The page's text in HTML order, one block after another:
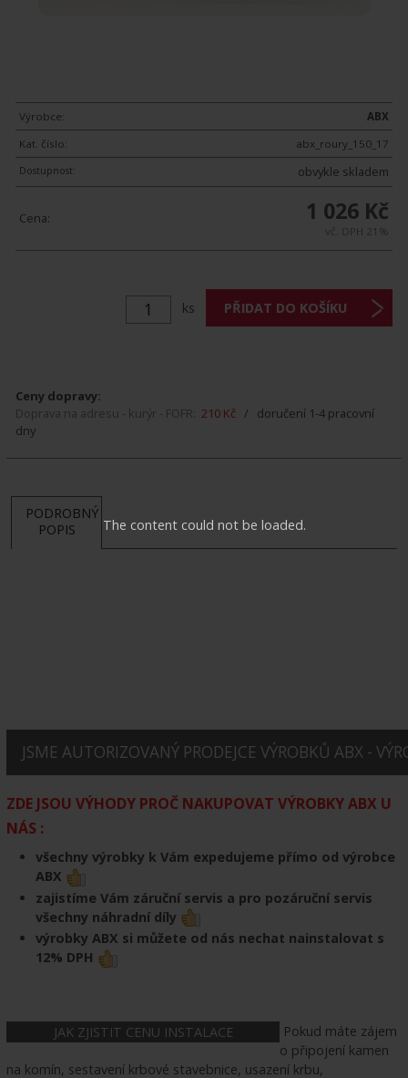
The content could not be loaded.
Výrobce:
ABX
Kat. číslo:
abx_roury_150_17
Dostupnost:
obvykle skladem
Cena: 1 026 Kč
vč. DPH 21%
ks
Ceny dopravy:
Doprava na adresu - kurýr - FOFR: 210 Kč / doručení 1-4 pracovní
dny
PODROBNÝ
POPIS
JSME AUTORIZOVANÝ PRODEJCE VÝROBKŮ ABX -
ZDE JSOU VÝHODY PROČ NAKUPOVAT VÝROBKY ABX U
NÁS :
všechny výrobky k Vám expedujeme přímo od výrobce
ABX
zajistíme Vám záruční servis a pro pozáruční servis
všechny náhradní díly
výrobky ABX si můžete od nás nechat nainstalovat s
12% DPH
JAK ZJISTIT CENU INSTALACE
Pokud máte zájem
o připojení kamen
na komín, sestavení krbové stavebnice, usazení krbu,